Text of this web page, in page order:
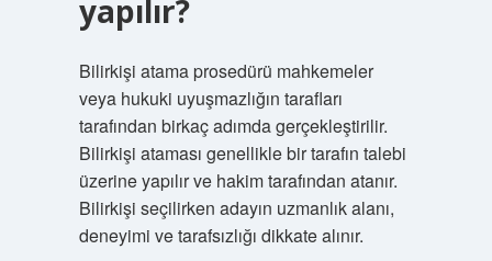
yapılır?
Bilirkişi atama prosedürü mahkemeler
veya hukuki uyuşmazlığın tarafları
tarafından birkaç adımda gerçekleştirilir.
Bilirkişi ataması genellikle bir tarafın talebi
üzerine yapılır ve hakim tarafından atanır.
Bilirkişi seçilirken adayın uzmanlık alanı,
deneyimi ve tarafsızlığı dikkate alınır.